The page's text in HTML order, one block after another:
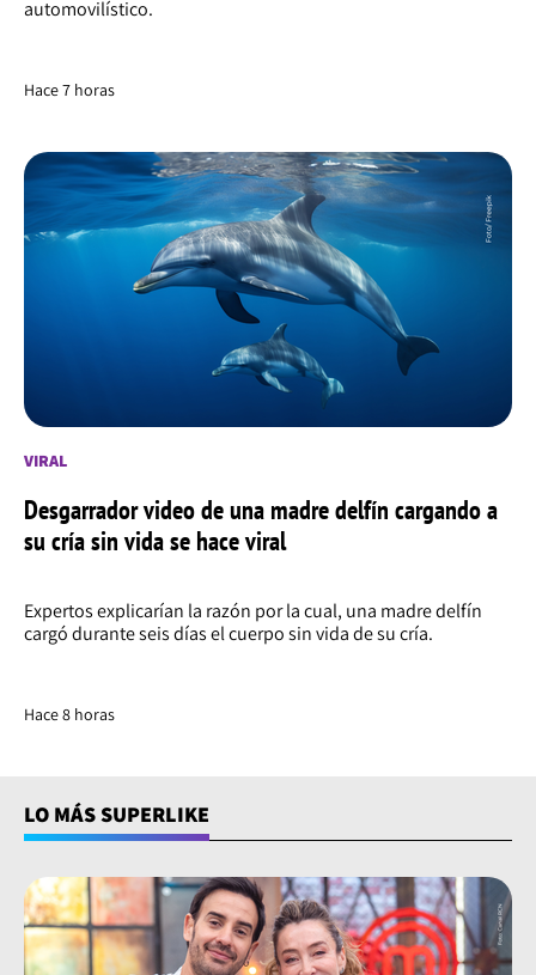
automovilístico.
Hace 7 horas
VIRAL
Desgarrador video de una madre delfín cargando a
su cría sin vida se hace viral
Expertos explicarían la razón por la cual, una madre delfín
cargó durante seis días el cuerpo sin vida de su cría.
Hace 8 horas
LO MÁS SUPERLIKE